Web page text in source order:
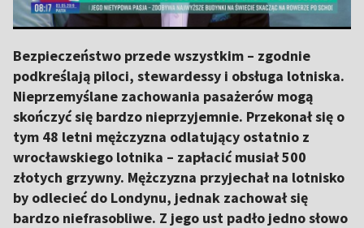
Bezpieczeństwo przede wszystkim – zgodnie
podkreślają piloci, stewardessy i obsługa lotniska.
Nieprzemyślane zachowania pasażerów mogą
skończyć się bardzo nieprzyjemnie. Przekonał się o
tym 48 letni mężczyzna odlatujący ostatnio z
wrocławskiego lotnika – zapłacić musiał 500
złotych grzywny. Mężczyzna przyjechał na lotnisko
by odlecieć do Londynu, jednak zachował się
bardzo niefrasobliwe. Z jego ust padło jedno słowo